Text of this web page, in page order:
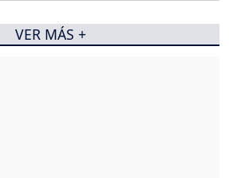
VER MÁS +